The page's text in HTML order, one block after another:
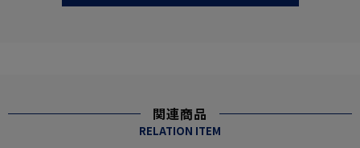
関連商品
RELATION ITEM